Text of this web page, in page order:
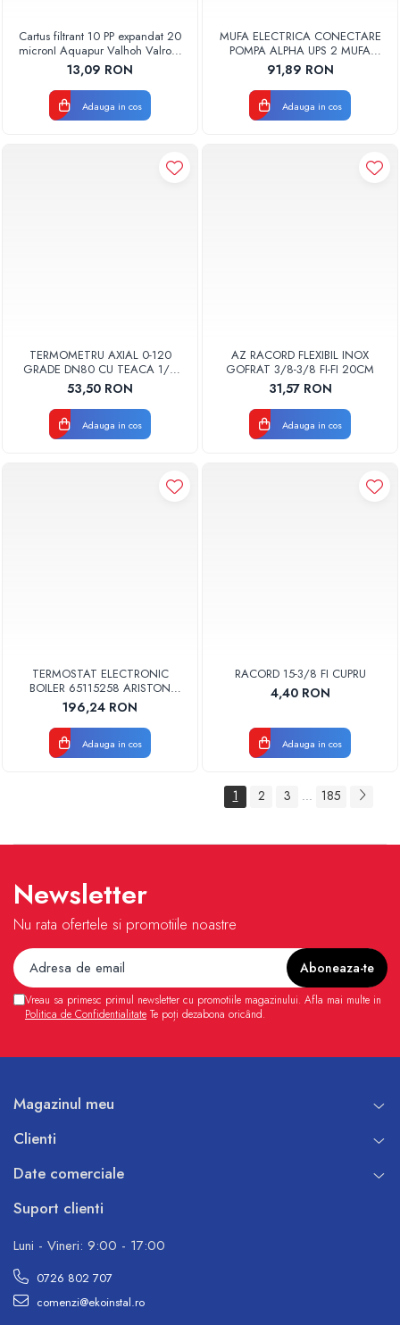
Cartus filtrant 10 PP expandat 20
micronI Aquapur Valhoh Valrom
AQUA07000110020
13,09 RON
Adauga in cos
MUFA ELECTRICA CONECTARE
POMPA ALPHA UPS 2 MUFA
ELECTRICA GRUNDFOS
91,89 RON
Adauga in cos
TERMOMETRU AXIAL 0-120
GRADE DN80 CU TEACA 1/2
TB80-100 FIMET
53,50 RON
Adauga in cos
AZ RACORD FLEXIBIL INOX
GOFRAT 3/8-3/8 FI-FI 20CM
31,57 RON
Adauga in cos
TERMOSTAT ELECTRONIC
BOILER 65115258 ARISTON
ORIGINAL
196,24 RON
Adauga in cos
RACORD 15-3/8 FI CUPRU
4,40 RON
Adauga in cos
1 2 3 ... 185
Newsletter
Nu rata ofertele si promotiile noastre
Vreau sa primesc primul newsletter cu promotiile magazinului. Afla mai multe in
Politica de Confidentialitate Te poți dezabona oricând.
Magazinul meu
Clienti
Date comerciale
Suport clienti
Luni - Vineri: 9:00 - 17:00
0726 802 707
comenzi@ekoinstal.ro